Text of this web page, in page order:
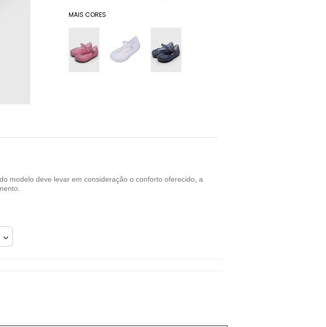
MAIS CORES
modelo deve levar em consideração o conforto oferecido, a